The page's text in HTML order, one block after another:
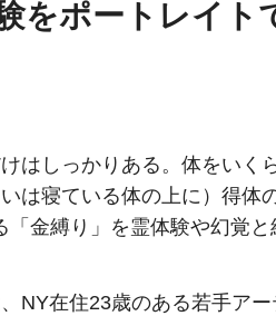
をポートレイト
はしっかりある。体をいく
は寝ている体の上に）得体
金縛り」を霊体験や幻覚と
NY在住23歳のある若手アー